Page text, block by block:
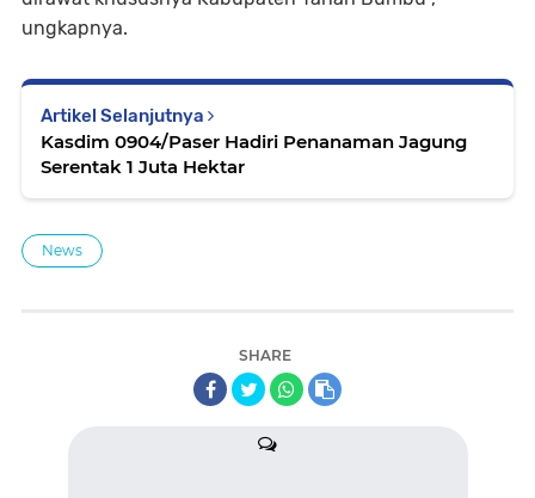
ungkapnya.
Artikel Selanjutnya
Kasdim 0904/Paser Hadiri Penanaman Jagung
Serentak 1 Juta Hektar
News
SHARE